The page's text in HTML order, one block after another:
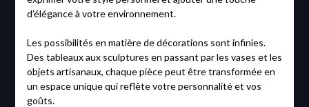
d’élégance à votre environnement.
Les possibilités en matière de décorations sont infinies.
Des tableaux aux sculptures en passant par les vases et les
objets artisanaux, chaque pièce peut être transformée en
un espace unique qui reflète votre personnalité et vos
goûts.